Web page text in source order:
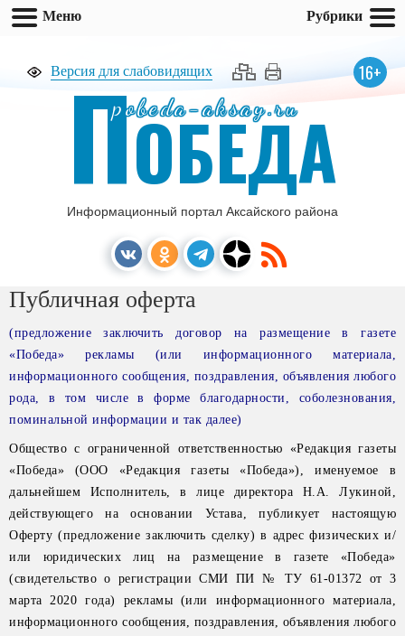
Версия для слабовидящих 16+
pobeda-aksay.ru
ПОБЕДА
Информационный портал Аксайского района
Публичная оферта
(предложение заключить договор на размещение в газете
«Победа» рекламы (или информационного материала,
информационного сообщения, поздравления, объявления любого
рода, в том числе в форме благодарности, соболезнования,
поминальной информации и так далее)
Общество с ограниченной ответственностью «Редакция газеты
«Победа» (ООО «Редакция газеты «Победа»), именуемое в
дальнейшем Исполнитель, в лице директора Н.А. Лукиной,
действующего на основании Устава, публикует настоящую
Оферту (предложение заключить сделку) в адрес физических и/
или юридических лиц на размещение в газете «Победа»
(свидетельство о регистрации СМИ ПИ № ТУ 61-01372 от 3
марта 2020 года) рекламы (или информационного материала,
информационного сообщения, поздравления, объявления любого
Меню Рубрики